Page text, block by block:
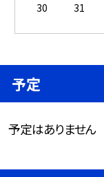
30
31
予定
予定はありません